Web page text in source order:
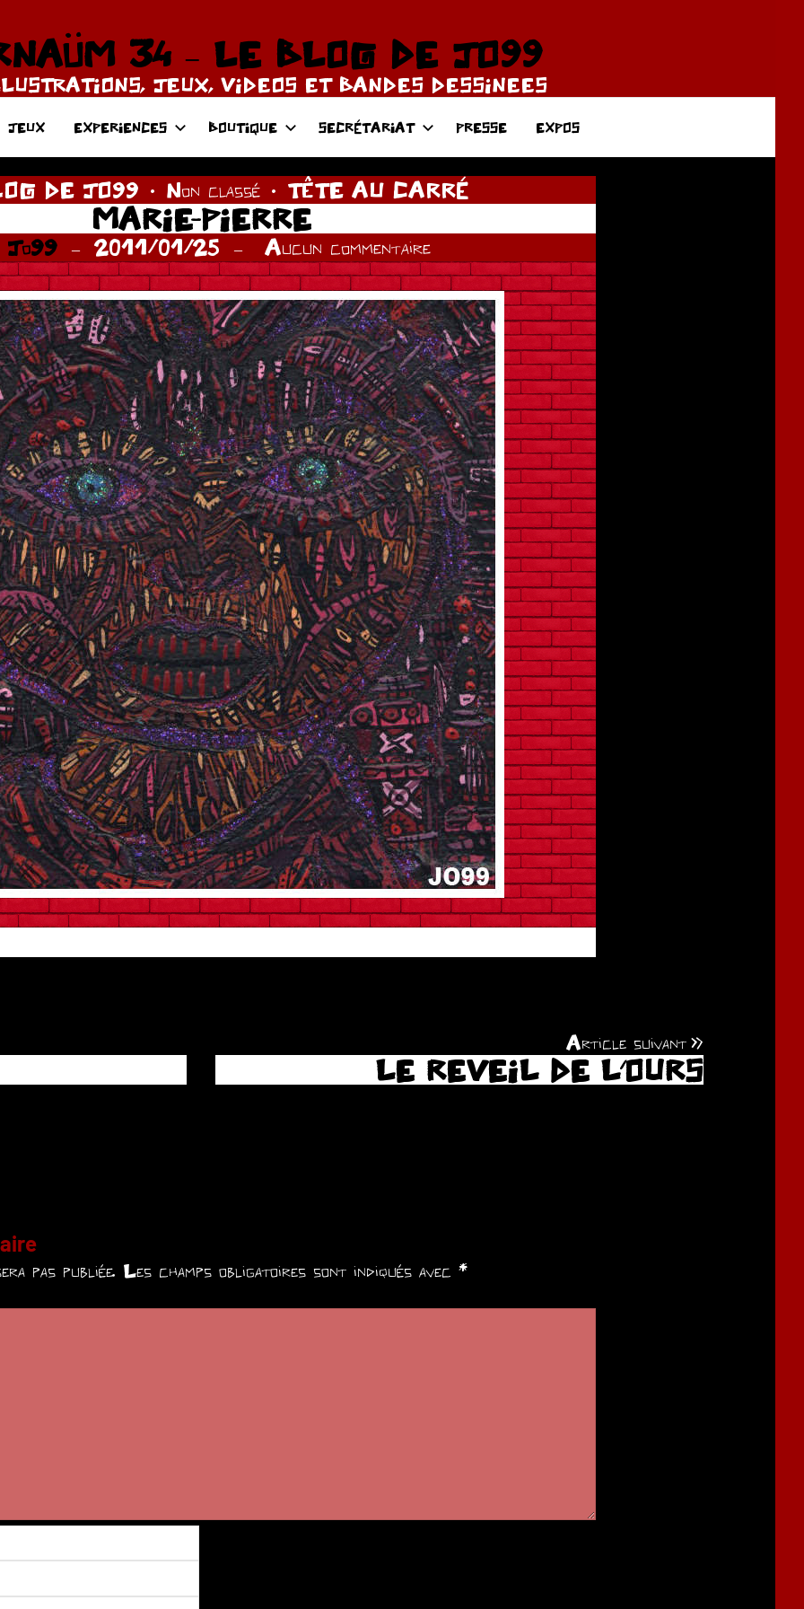
34 – LE BLOG DE JO99
JEUX, VIDEOS ET BANDES DESSINEES
JEUX EXPERIENCES BOUTIQUE SECRÉTARIAT PRESSE EXPOS
DE JO99 Non classé TÊTE AU CARRÉ
MARIE-PIERRE
Jo99 2011/01/25 Aucun commentaire
Article suivant
LE REVEIL DE L’OURS
pas publiée. Les champs obligatoires sont indiqués avec *